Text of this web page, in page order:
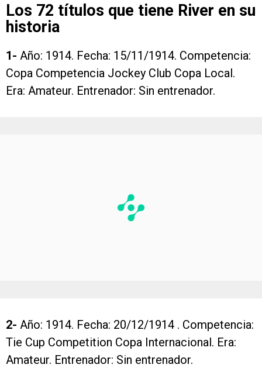
Los 72 títulos que tiene River en su
historia
1- Año: 1914. Fecha: 15/11/1914. Competencia:
Copa Competencia Jockey Club Copa Local.
Era: Amateur. Entrenador: Sin entrenador.
2- Año: 1914. Fecha: 20/12/1914 . Competencia:
Tie Cup Competition Copa Internacional. Era:
Amateur. Entrenador: Sin entrenador.